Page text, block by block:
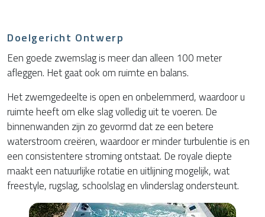
Doelgericht Ontwerp
Een goede zwemslag is meer dan alleen 100 meter
afleggen. Het gaat ook om ruimte en balans.
Het zwemgedeelte is open en onbelemmerd, waardoor u
ruimte heeft om elke slag volledig uit te voeren. De
binnenwanden zijn zo gevormd dat ze een betere
waterstroom creëren, waardoor er minder turbulentie is en
een consistentere stroming ontstaat. De royale diepte
maakt een natuurlijke rotatie en uitlijning mogelijk, wat
freestyle, rugslag, schoolslag en vlinderslag ondersteunt.